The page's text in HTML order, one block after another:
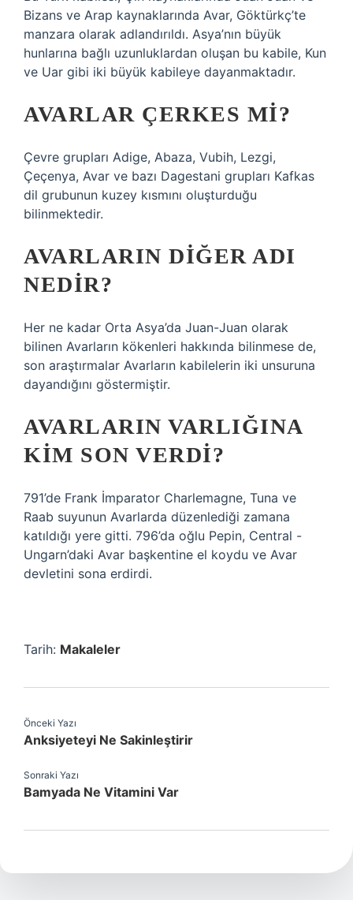
Bizans ve Arap kaynaklarında Avar, Göktürkç’te
manzara olarak adlandırıldı. Asya’nın büyük
hunlarına bağlı uzunluklardan oluşan bu kabile, Kun
ve Uar gibi iki büyük kabileye dayanmaktadır.
AVARLAR ÇERKES MI?
Çevre grupları Adige, Abaza, Vubih, Lezgi,
Çeçenya, Avar ve bazı Dagestani grupları Kafkas
dil grubunun kuzey kısmını oluşturduğu
bilinmektedir.
AVARLARIN DIĞER ADI
NEDIR?
Her ne kadar Orta Asya’da Juan-Juan olarak
bilinen Avarların kökenleri hakkında bilinmese de,
son araştırmalar Avarların kabilelerin iki unsuruna
dayandığını göstermiştir.
AVARLARIN VARLIĞINA
KIM SON VERDI?
791’de Frank İmparator Charlemagne, Tuna ve
Raab suyunun Avarlarda düzenlediği zamana
katıldığı yere gitti. 796’da oğlu Pepin, Central -
Ungarn’daki Avar başkentine el koydu ve Avar
devletini sona erdirdi.
Tarih: Makaleler
Önceki Yazı
Anksiyeteyi Ne Sakinleştirir
Sonraki Yazı
Bamyada Ne Vitamini Var